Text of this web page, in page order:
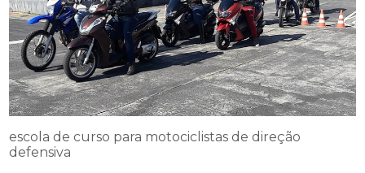
escola de curso para motociclistas de direção
defensiva